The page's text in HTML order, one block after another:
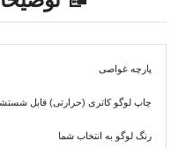
پارچه غواصی
چاپ لوگو کاتری (حرارتی) قابل
رنگ لوگو به انتخاب شما